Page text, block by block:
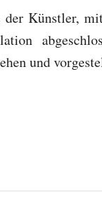
Künstler,
und